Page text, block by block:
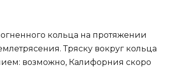
кольца на протяжении
Тряску вокруг кольца
возможно, Калифорния скоро